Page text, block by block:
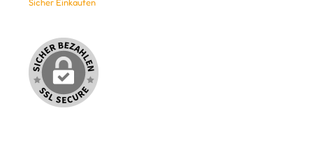
Sicher Einkaufen